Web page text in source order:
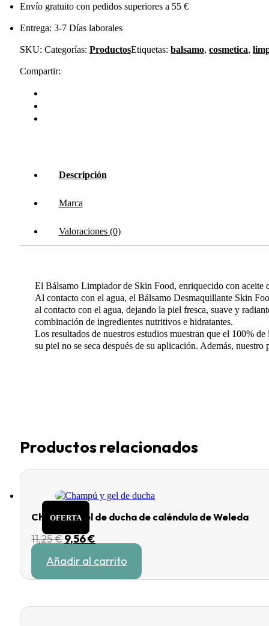
Envío gratuito con pedidos superiores a 55 €
Entrega: 3-7 Días laborales
SKU: Categorías: ProductosEtiquetas: balsamo, cosmetica,
Compartir:
Descripción
Marca
Valoraciones (0)
El Bálsamo Limpiador de Skin Food, enriquecido con aceite
Al contacto con el agua, el Bálsamo Desmaquillante Skin
al contacto con el agua, dejando la piel fresca, suave y
combinación de ingredientes nutritivos e hidratantes.
Los resultados de nuestros estudios muestran que el 100%
su piel no se seca después de su aplicación. Además,
Productos relacionados
OFERTA
Champú y gel de ducha de caléndula de Weleda
11,25€El
original
era:
9,56€
actual
es:
Añadir al carrito